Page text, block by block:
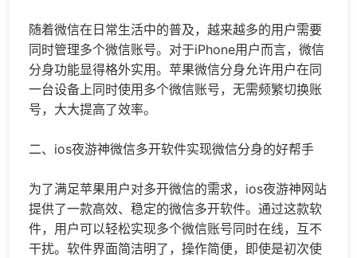
随着微信在日常生活中的普及，越来越多的用户需要
同时管理多个微信账号。对于iPhone用户而言，微信
分身功能显得格外实用。苹果微信分身允许用户在同
一台设备上同时使用多个微信账号，无需频繁切换账
号，大大提高了效率。
二、ios夜游神微信多开软件实现微信分身的好帮手
为了满足苹果用户对多开微信的需求，ios夜游神网站
提供了一款高效、稳定的微信多开软件。通过这款软
件，用户可以轻松实现多个微信账号同时在线，互不
干扰。软件界面简洁明了，操作简便，即使是初次使